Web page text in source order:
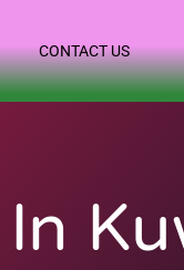
CONTACT US